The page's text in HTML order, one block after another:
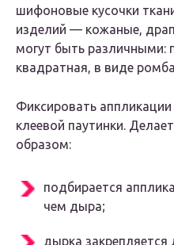
шифоновые кусочки
изделий — кожаные,
могут быть различными:
квадратная, в виде
Фиксировать
клеевой паутинки.
образом:
подбирается
чем дыра;
дырка